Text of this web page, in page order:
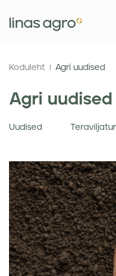
Koduleht Agri uudised
Agri uudised
Uudised